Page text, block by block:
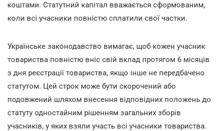
коштами. Статутний капітал вважається сформованим,
коли всі учасники повністю сплатили свої частки.
Українське законодавство вимагає, щоб кожен учасник
товариства повністю вніс свій вклад протягом 6 місяців
з дня реєстрації товариства, якщо інше не передбачено
статутом. Цей строк може бути скорочений або
подовжений шляхом внесення відповідних положень до
статуту одностайним рішенням загальних зборів
учасників, у яких взяли участь всі учасники товариства.